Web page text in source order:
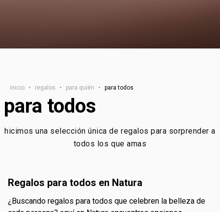
inicio • regalos • para quién • para todos
para todos
hicimos una selección única de regalos para sorprender a
todos los que amas
regalos para todos en Natura
¿buscando regalos para todos que celebren la belleza de